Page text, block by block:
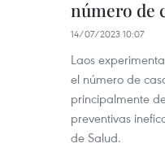
número de
14/07/2023 10:07
Laos
el número de
principalmente
preventivas
de Salud.